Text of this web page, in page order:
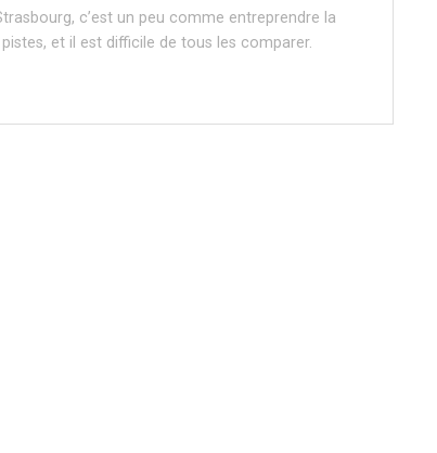
c’est un peu comme entreprendre la
et il est difficile de tous les comparer.